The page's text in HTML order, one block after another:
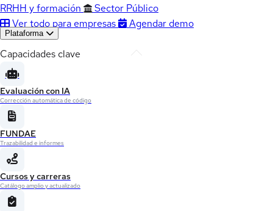
RRHH y formación
Sector Público
Ver todo para empresas
Agendar demo
Plataforma
Capacidades clave
Evaluación con IA
Corrección automática de código
FUNDAE
Trazabilidad e informes
Cursos y carreras
Catálogo amplio y actualizado